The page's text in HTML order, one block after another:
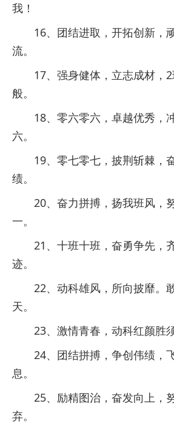
我！
16、团结进取，开拓创新，
流。
17、强身健体，立志成材，2
般。
18、零六零六，卓越优秀，
六。
19、零七零七，披荆斩棘，
绩。
20、奋力拼搏，扬我班风，
一。
21、十班十班，奋勇争先，
迹。
22、动科雄风，所向披靡。
天。
23、激情青春，动科红颜胜须
24、团结拼搏，争创伟绩，
息。
25、励精图治，奋发向上，
弃。